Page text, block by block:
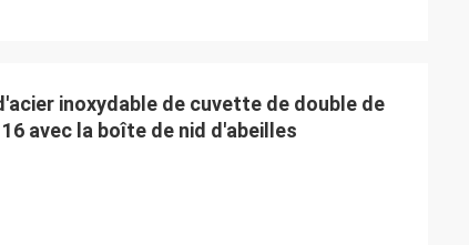
inoxydable de cuvette de double de
avec la boîte de nid d'abeilles